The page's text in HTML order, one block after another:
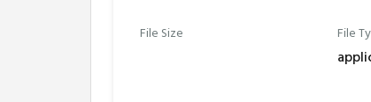
File Size File